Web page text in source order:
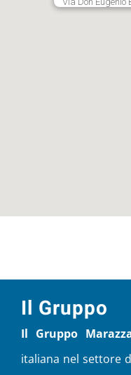
Il Gruppo
Il Gruppo
italiana nel settore